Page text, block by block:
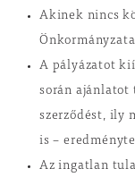
Akinek nincs
A pályázatot
során ajánlatot
szerződést, ily
is –
Az ingatlan